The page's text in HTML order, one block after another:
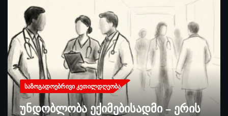
ᲡᲐᲖᲝᲒᲐᲓᲝᲔᲑᲠᲘᲕᲘ ᲙᲔᲗᲘᲚᲓᲦᲔᲝᲑᲐ
უნდობლობა ექიმებისადმი – ერის